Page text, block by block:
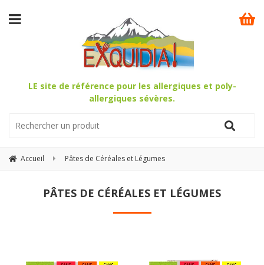
LE site de référence pour les allergiques et poly-
allergiques sévères.
Accueil Pâtes de Céréales et Légumes
PÂTES DE CÉRÉALES ET LÉGUMES